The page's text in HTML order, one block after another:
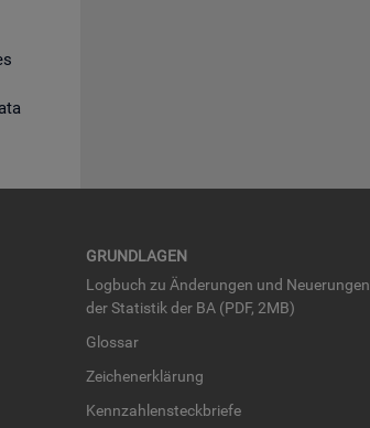
GRUND­LA­GEN
Log­buch zu Än­de­run­gen und Neue­run­gen
der Sta­tis­tik der BA (PDF, 2MB)
Glos­sar
Zei­chen­er­klä­rung
Kenn­zah­len­steck­brie­fe